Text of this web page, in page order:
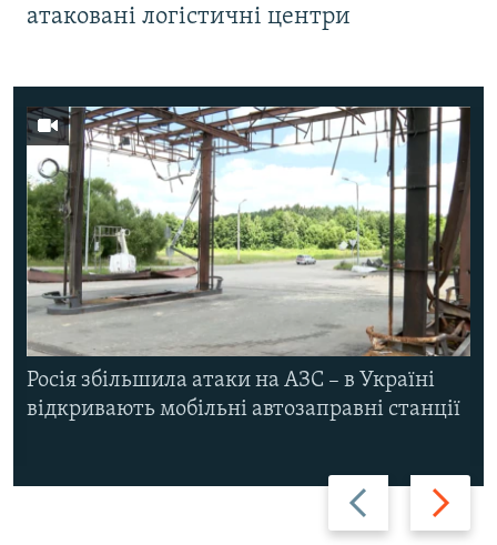
атаковані логістичні центри
Назад Вперед
Росія збільшила атаки на АЗС – в Україні
відкривають мобільні автозаправні станції